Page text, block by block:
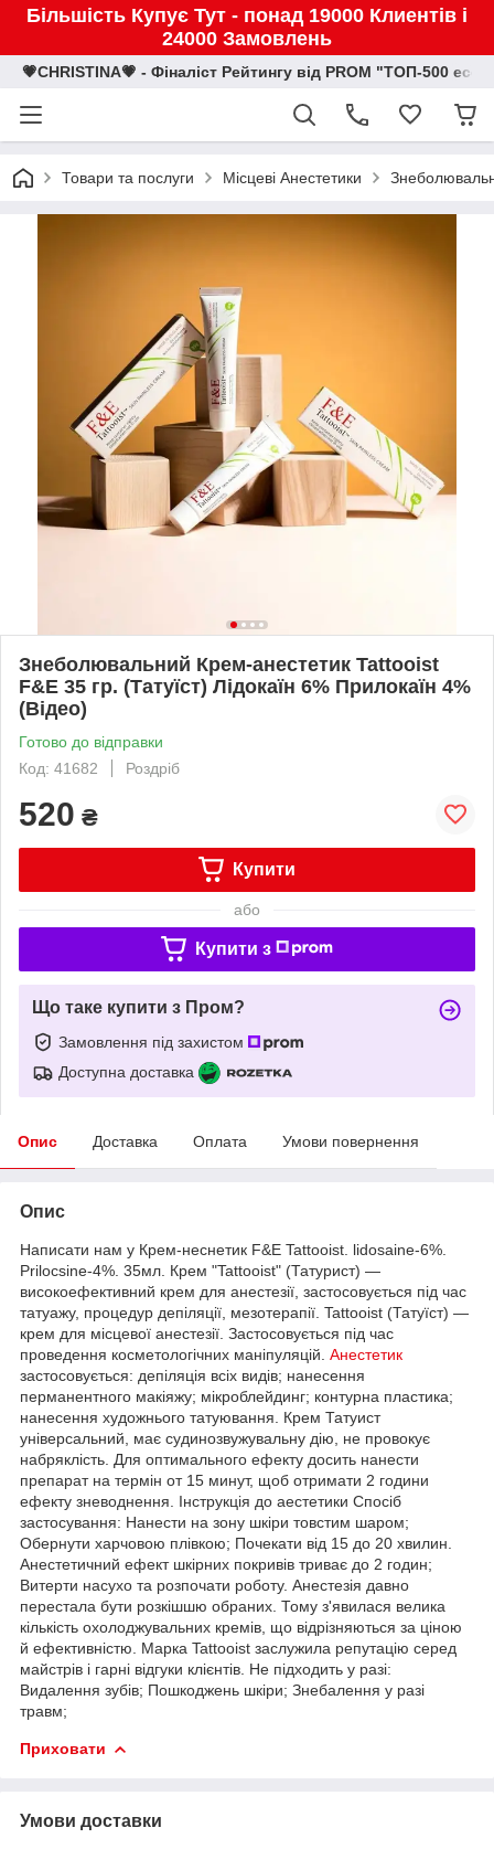
Більшість Купує Тут - понад 19000 Клиентів і
24000 Замовлень
💗CHRISTINA💗 - Фіналіст Рейтингу від PROM "ТОП-500
Товари та послуги Місцеві Анестетики
Знеболювальний Крем-анестетик Tattooist
F&E 35 гр. (Татуїст) Лідокаїн 6% Прилокаїн 4%
(Відео)
Готово до відправки
Код: 41682
Роздріб
520 ₴
Купити
або
Купити з
Що таке купити з Пром?
Замовлення під захистом
Доступна доставка
Опис Доставка Оплата Умови повернення
Опис
Написати нам у Крем-неснетик F&E Tattooist. lidosaine-6%.
Prilocsine-4%. 35мл. Крем "Tattooist" (Татурист) —
високоефективний крем для анестезії, застосовується під час
татуажу, процедур депіляції, мезотерапії. Tattooist (Татуїст) —
крем для місцевої анестезії. Застосовується під час
проведення косметологічних маніпуляцій. Анестетик
застосовується: депіляція всіх видів; нанесення
перманентного макіяжу; мікроблейдинг; контурна пластика;
нанесення художнього татуювання. Крем Татуист
універсальний, має судинозвужувальну дію, не провокує
набряклість. Для оптимального ефекту досить нанести
препарат на термін от 15 минут, щоб отримати 2 години
ефекту зневоднення. Інструкція до аестетики Спосіб
застосування: Нанести на зону шкіри товстим шаром;
Обернути харчовою плівкою; Почекати від 15 до 20 хвилин.
Анестетичний ефект шкірних покривів триває до 2 годин;
Витерти насухо та розпочати роботу. Анестезія давно
перестала бути розкішшю обраних. Тому з'явилася велика
кількість охолоджувальних кремів, що відрізняються за ціною
й ефективністю. Марка Tattooist заслужила репутацію серед
майстрів і гарні відгуки клієнтів. Не підходить у разі:
Видалення зубів; Пошкоджень шкіри; Знебалення у разі
травм;
Приховати
Умови доставки